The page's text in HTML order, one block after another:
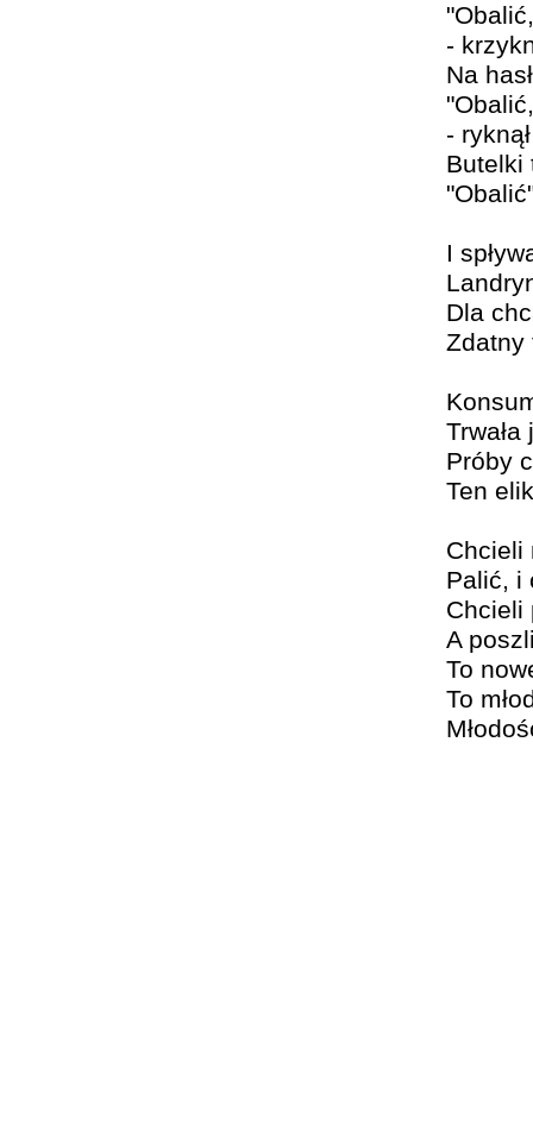
-
Na
-
Butelki
I
Dla
Zdatny
Próby
Ten
Chcieli
Palić, i
Chcieli
A
To
To